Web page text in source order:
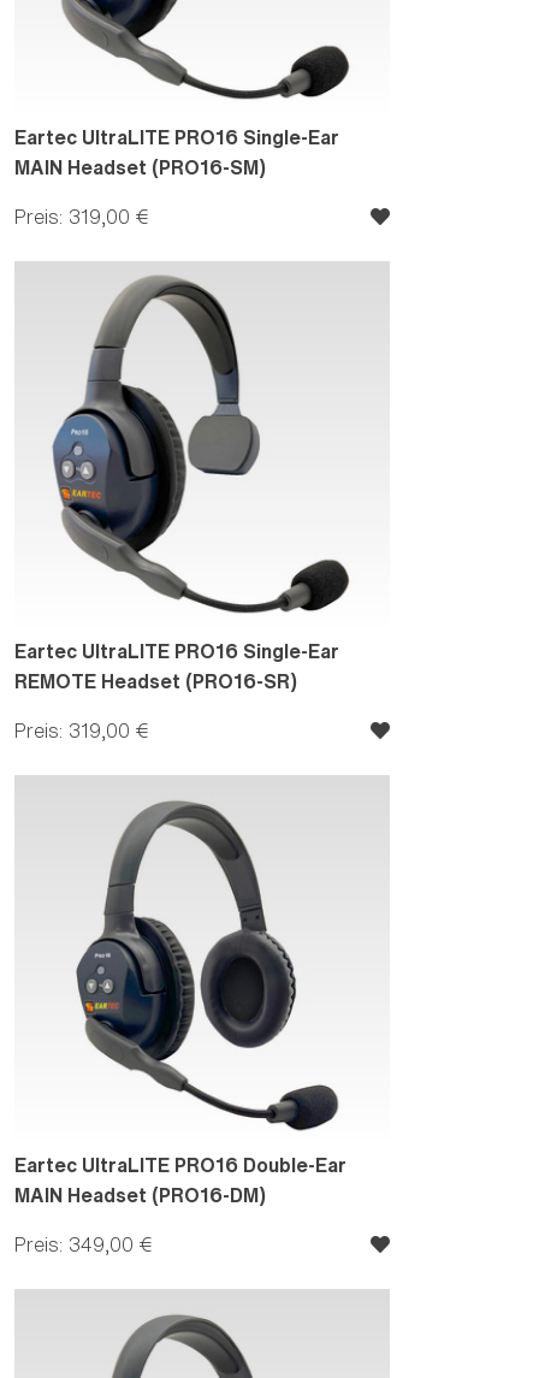
Eartec UltraLITE PRO16 Single-Ear
MAIN Headset (PRO16-SM)
Preis: 319,00 €
Eartec UltraLITE PRO16 Single-Ear
REMOTE Headset (PRO16-SR)
Preis: 319,00 €
Eartec UltraLITE PRO16 Double-Ear
MAIN Headset (PRO16-DM)
Preis: 349,00 €